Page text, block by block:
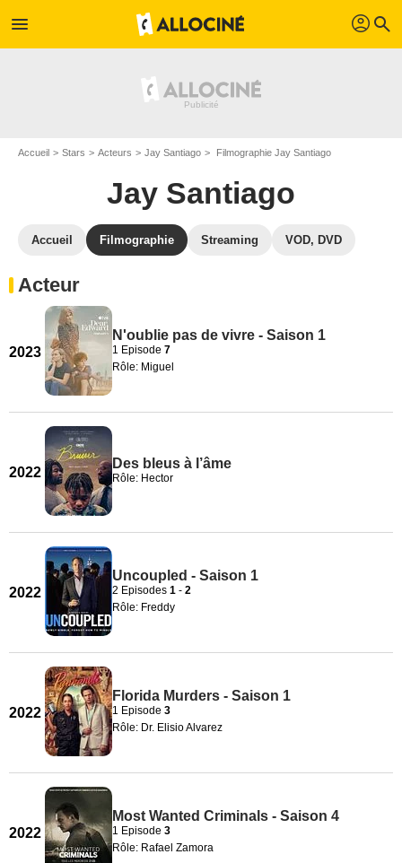
menu profil search
Accueil Stars Acteurs Jay Santiago Filmographie Jay Santiago
Jay Santiago
Accueil Filmographie Streaming VOD, DVD
Acteur
2023
N'oublie pas de vivre - Saison 1
1 Episode 7
Rôle: Miguel
2022
Des bleus à l’âme
Rôle: Hector
2022
Uncoupled - Saison 1
2 Episodes 1 - 2
Rôle: Freddy
2022
Florida Murders - Saison 1
1 Episode 3
Rôle: Dr. Elisio Alvarez
2022
Most Wanted Criminals - Saison 4
1 Episode 3
Rôle: Rafael Zamora